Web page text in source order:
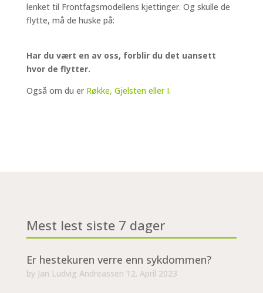
lenket til Frontfagsmodellens kjettinger. Og skulle de
flytte, må de huske på:
Har du vært en av oss, forblir du det uansett
hvor de flytter.
Også om du er Røkke, Gjelsten eller I.
Mest lest siste 7 dager
Er hestekuren verre enn sykdommen?
by Jan Ludvig Andreassen 12. April 2023